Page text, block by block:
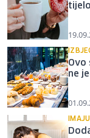
tijelo
Ovo
ne